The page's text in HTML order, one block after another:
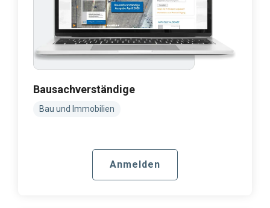
Bausachverständige
Bau und Immobilien
Anmelden